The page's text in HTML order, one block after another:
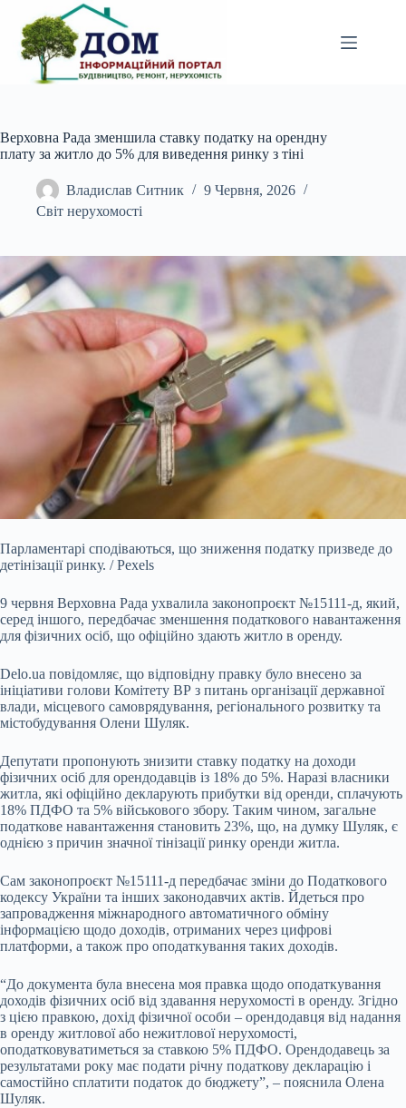
вмісту
Верховна Рада зменшила ставку податку на орендну
плату за житло до 5% для виведення ринку з тіні
Владислав Ситник
9 Червня, 2026
Світ нерухомості
Парламентарі сподіваються, що зниження податку призведе до
детінізації ринку. / Pexels
9 червня Верховна Рада ухвалила законопроєкт №15111-д, який,
серед іншого, передбачає зменшення податкового навантаження
для фізичних осіб, що офіційно здають житло в оренду.
Delo.ua повідомляє, що відповідну правку було внесено за
ініціативи голови Комітету ВР з питань організації державної
влади, місцевого самоврядування, регіонального розвитку та
містобудування Олени Шуляк.
Депутати пропонують знизити ставку податку на доходи
фізичних осіб для орендодавців із 18% до 5%. Наразі власники
житла, які офіційно декларують прибутки від оренди, сплачують
18% ПДФО та 5% військового збору. Таким чином, загальне
податкове навантаження становить 23%, що, на думку Шуляк, є
однією з причин значної тінізації ринку оренди житла.
Сам законопроєкт №15111-д передбачає зміни до Податкового
кодексу України та інших законодавчих актів. Йдеться про
запровадження міжнародного автоматичного обміну
інформацією щодо доходів, отриманих через цифрові
платформи, а також про оподаткування таких доходів.
“До документа була внесена моя правка щодо оподаткування
доходів фізичних осіб від здавання нерухомості в оренду. Згідно
з цією правкою, дохід фізичної особи – орендодавця від надання
в оренду житлової або нежитлової нерухомості,
оподатковуватиметься за ставкою 5% ПДФО. Орендодавець за
результатами року має подати річну податкову декларацію і
самостійно сплатити податок до бюджету”, – пояснила Олена
Шуляк.